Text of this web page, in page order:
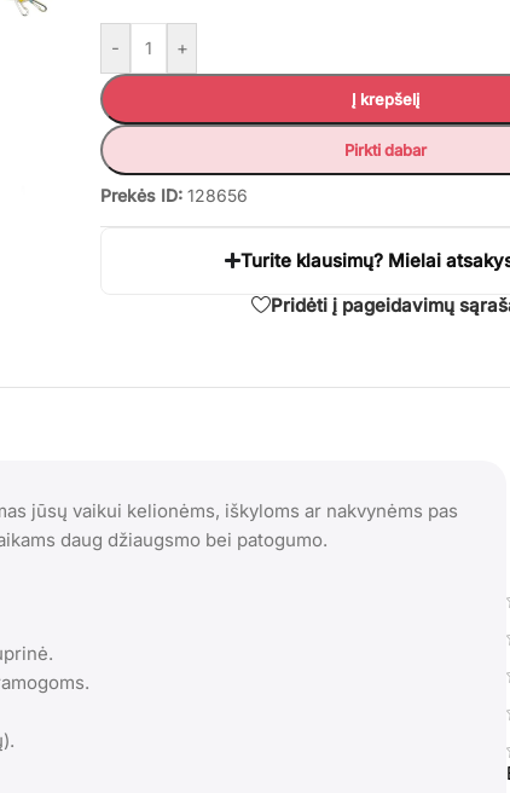
- +
Į krepšelį
Pirkti dabar
Prekės ID: 128656
Turite klausimų? Mielai
Pridėti į pageidavimų
jūsų vaikui kelionėms, iškyloms ar nakvynėms pas
daug džiaugsmo bei patogumo.